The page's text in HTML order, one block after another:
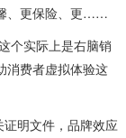
、更保险、更……
个实际上是右脑销
消费者虚拟体验这
明文件，品牌效应